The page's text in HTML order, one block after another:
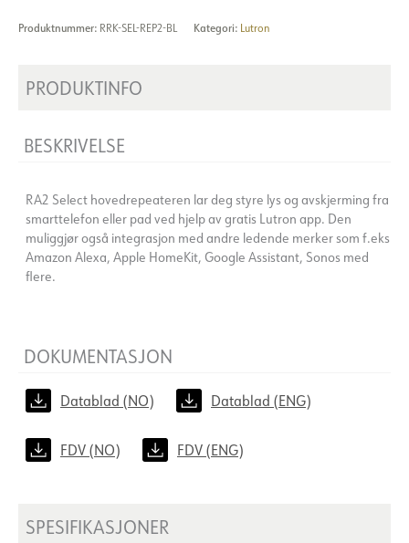
Produktnummer: RRK-SEL-REP2-BL Kategori: Lutron
PRODUKTINFO
BESKRIVELSE
RA2 Select hovedrepeateren lar deg styre lys og avskjerming fra
smarttelefon eller pad ved hjelp av gratis Lutron app. Den
muliggjør også integrasjon med andre ledende merker som f.eks
Amazon Alexa, Apple HomeKit, Google Assistant, Sonos med
flere.
DOKUMENTASJON
Datablad (NO) Datablad (ENG)
FDV (NO) FDV (ENG)
SPESIFIKASJONER